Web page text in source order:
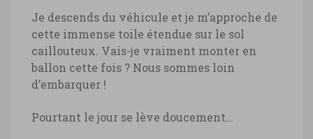
Je descends du véhicule et je m’approche de
cette immense toile étendue sur le sol
caillouteux. Vais-je vraiment monter en
ballon cette fois ? Nous sommes loin
d’embarquer !
Pourtant le jour se lève doucement…